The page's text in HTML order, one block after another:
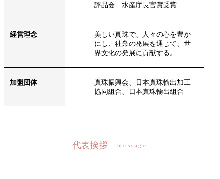
評品会 水産庁長官賞受賞
経営理念
美しい真珠で、人々の心を豊か
にし、社業の発展を通じて、世
界文化の発展に貢献する。
加盟団体
真珠振興会、日本真珠輸出加工
協同組合、日本真珠輸出組合
代表挨拶 message